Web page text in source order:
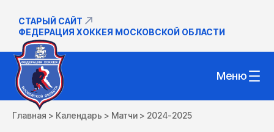
СТАРЫЙ САЙТ
ФЕДЕРАЦИЯ ХОККЕЯ МОСКОВСКОЙ ОБЛАСТИ
Меню
Главная > Календарь > Матчи > 2024-2025